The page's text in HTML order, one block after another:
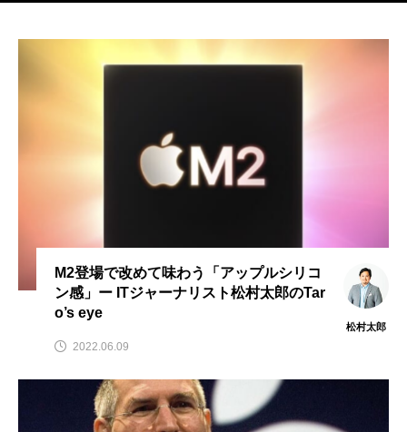
M2登場で改めて味わう「アップルシリコ
ン感」ー ITジャーナリスト松村太郎のTar
o’s eye
松村太郎
2022.06.09